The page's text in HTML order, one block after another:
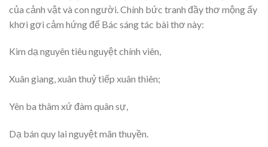
của cảnh vật và con người. Chính bức tranh đầy thơ mộng ấy
khơi gợi cảm hứng để Bác sáng tác bài thơ này:
Kim dạ nguyên tiêu nguyệt chính viên,
Xuân giang, xuân thuỷ tiếp xuân thiên;
Yên ba thâm xứ đàm quân sự,
Dạ bán quy lai nguyệt mãn thuyền.